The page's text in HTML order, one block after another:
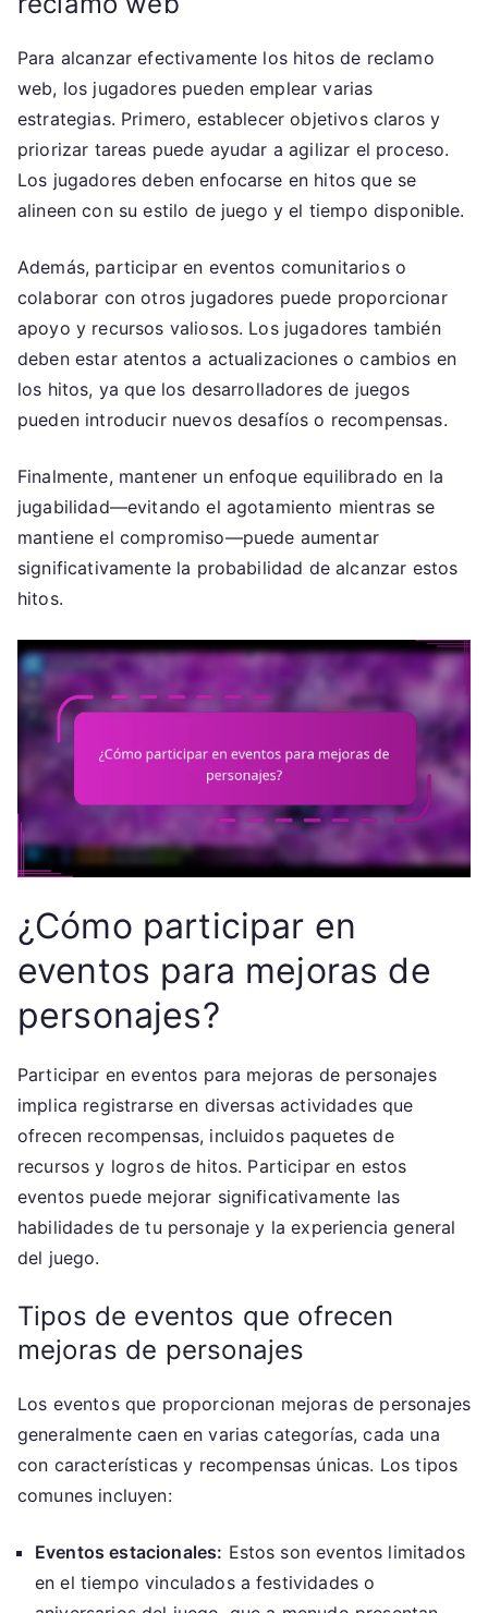
Para alcanzar efectivamente los hitos de reclamo
web, los jugadores pueden emplear varias
estrategias. Primero, establecer objetivos claros y
priorizar tareas puede ayudar a agilizar el proceso.
Los jugadores deben enfocarse en hitos que se
alineen con su estilo de juego y el tiempo disponible.
Además, participar en eventos comunitarios o
colaborar con otros jugadores puede proporcionar
apoyo y recursos valiosos. Los jugadores también
deben estar atentos a actualizaciones o cambios en
los hitos, ya que los desarrolladores de juegos
pueden introducir nuevos desafíos o recompensas.
Finalmente, mantener un enfoque equilibrado en la
jugabilidad—evitando el agotamiento mientras se
mantiene el compromiso—puede aumentar
significativamente la probabilidad de alcanzar estos
hitos.
¿Cómo participar en
eventos para mejoras de
personajes?
Participar en eventos para mejoras de personajes
implica registrarse en diversas actividades que
ofrecen recompensas, incluidos paquetes de
recursos y logros de hitos. Participar en estos
eventos puede mejorar significativamente las
habilidades de tu personaje y la experiencia general
del juego.
Tipos de eventos que ofrecen
mejoras de personajes
Los eventos que proporcionan mejoras de personajes
generalmente caen en varias categorías, cada una
con características y recompensas únicas. Los tipos
comunes incluyen:
Eventos estacionales: Estos son eventos limitados
en el tiempo vinculados a festividades o